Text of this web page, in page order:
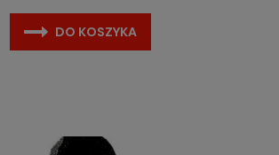
DO KOSZYKA